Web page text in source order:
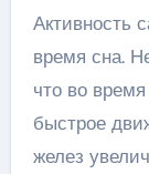
Активность
время сна.
что во
быстрое
желез